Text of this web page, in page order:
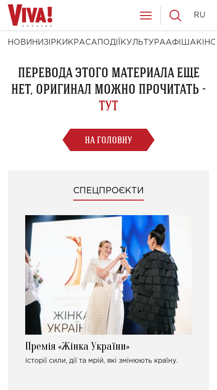
НОВИНИ ЗІРКИ КРАСА ПОДІЇ КУЛЬТУРААФІША КІНО
RU
ПЕРЕВОДА ЭТОГО МАТЕРИАЛА ЕЩЕ
НЕТ, ОРИГИНАЛ МОЖНО ПРОЧИТАТЬ -
ТУТ
НА ГОЛОВНУ
СПЕЦПРОЄКТИ
Премія «Жінка України»
Історії сили, дії та мрій, які змінюють країну.